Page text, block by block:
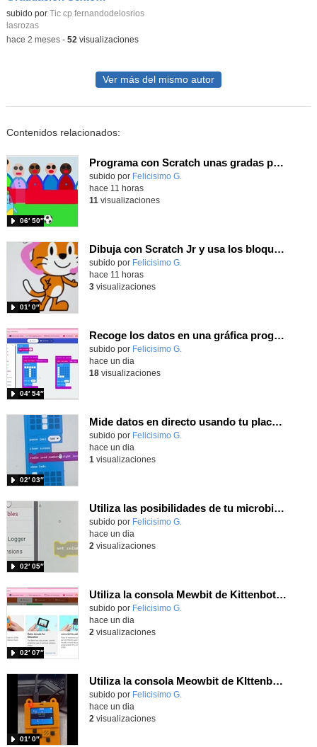
Contenido educativo.
subido por
Tic cp fernandodelosrios
lasrozas
-hace 2 meses- 52 visualizaciones
Ver más del mismo autor
Contenidos relacionados:
Programa con Scratch unas gradas para que produzca el efecto de desplazamiento.
Contenido educativo.
subido por Felicisimo G.
06′ 50″
hace 11 horas
11 visualizaciones
Dibuja con Scratch Jr y usa los bloques de aparecer/desparecer para hacer animaciones
Contenido educativo.
subido por Felicisimo G.
01′ 0″
hace 11 horas
3visualizaciones
Recoge los datos en una gráfica programando tu placa microbit con MakeCode y conoce la Tª y nivel de luz en este eclipse
Contenido educativo.
subido por Felicisimo G.
04′ 54″
hace un dia
18visualizaciones
Mide datos en directo usando tu placa microbit y programando con MakeCode dos placas conectadas por radio
Contenido educativo.
subido por Felicisimo G.
02′ 03″
hace un dia
1 visualizaciones
Utiliza las posibilidades de tu microbit programando com MakeCode para medir temperatura y nivel de luz con Datalogger
Contenido educativo.
subido por Felicisimo G.
02′ 05″
hace un dia
2 visualizaciones
Utiliza la consola Mewbit de Kittenbot para llevar tus juegos arcade de MakeCode a tu mano
Contenido educativo.
subido por Felicisimo G.
02′ 07″
hace un dia
2 visualizaciones
Utiliza la consola Meowbit de KIttenbot para jugar con tus programas MakeCode Arcade
Contenido educativo.
subido por Felicisimo G.
01′ 0″
hace un dia
2 visualizaciones